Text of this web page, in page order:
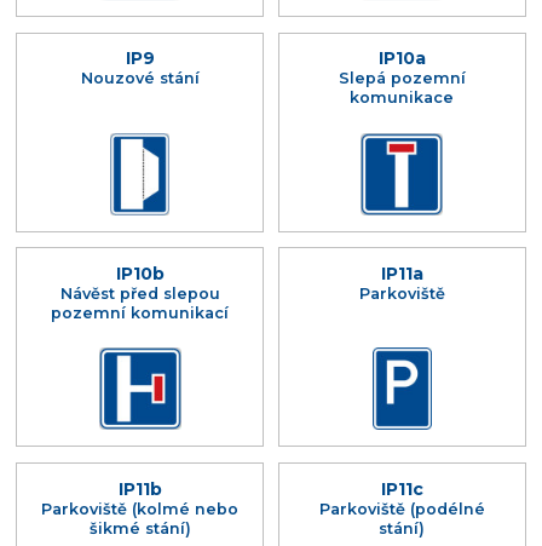
IP9
Nouzové stání
IP10a
Slepá pozemní
komunikace
IP10b
Návěst před slepou
pozemní komunikací
IP11a
Parkoviště
IP11b
Parkoviště (kolmé nebo
šikmé stání)
IP11c
Parkoviště (podélné
stání)